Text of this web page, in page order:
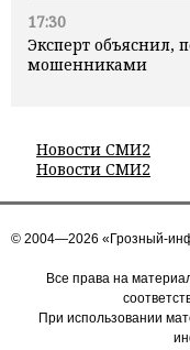
17:30
Эксперт объяснил,
мошенниками
Новости СМИ2
Новости СМИ2
© 2004—2026 «Грозный-
Все права на
При использовании